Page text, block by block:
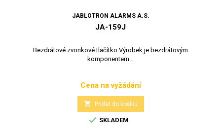
JABLOTRON ALARMS A.S.
JA-159J
Bezdrátové zvonkové tlačítko Výrobek je bezdrátovým
komponentem...
Cena
Cena na vyžádání
 Přidat do košíku
 SKLADEM